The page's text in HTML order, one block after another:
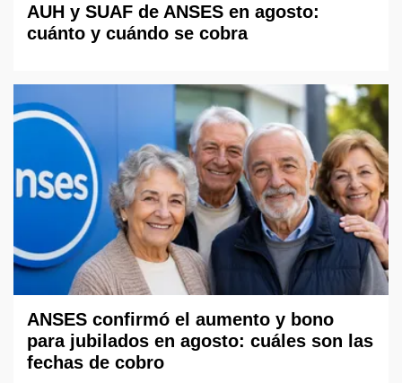
AUH y SUAF de ANSES en agosto:
cuánto y cuándo se cobra
ANSES confirmó el aumento y bono
para jubilados en agosto: cuáles son las
fechas de cobro